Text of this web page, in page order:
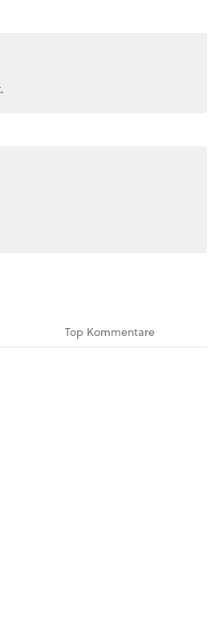
Top Kommentare